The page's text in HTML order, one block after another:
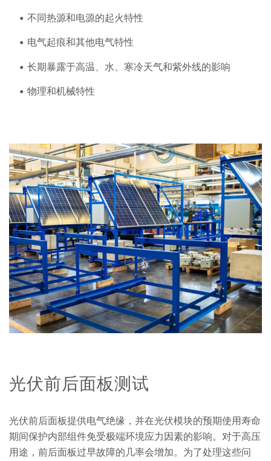
不同热源和电源的起火特性
电气起痕和其他电气特性
长期暴露于高温、水、寒冷天气和紫外线的影响
物理和机械特性
光伏前后面板测试
光伏前后面板提供电气绝缘，并在光伏模块的预期使用寿命
期间保护内部组件免受极端环境应力因素的影响。对于高压
用途，前后面板过早故障的几率会增加。为了处理这些问